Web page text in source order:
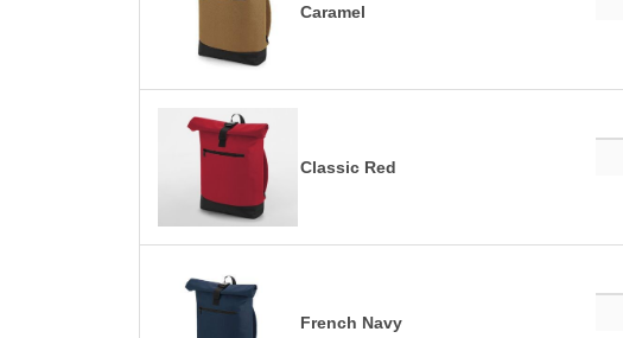
Caramel
Classic Red
French Navy